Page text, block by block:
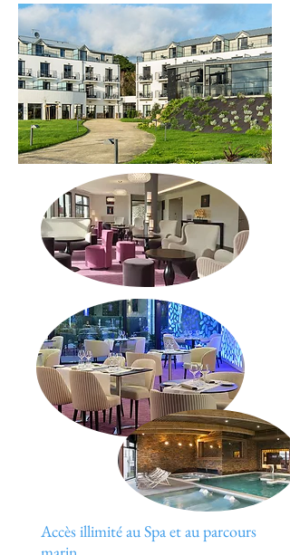
Accès illimité au Spa et au parcours